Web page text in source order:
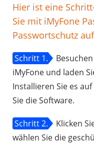
Hier ist eine
Sie mit iMyFone
Passwortschutz
Schritt 1.
iMyFone und laden
Installieren Sie es
Sie die Software.
Schritt 2.
Klicken
wählen Sie die